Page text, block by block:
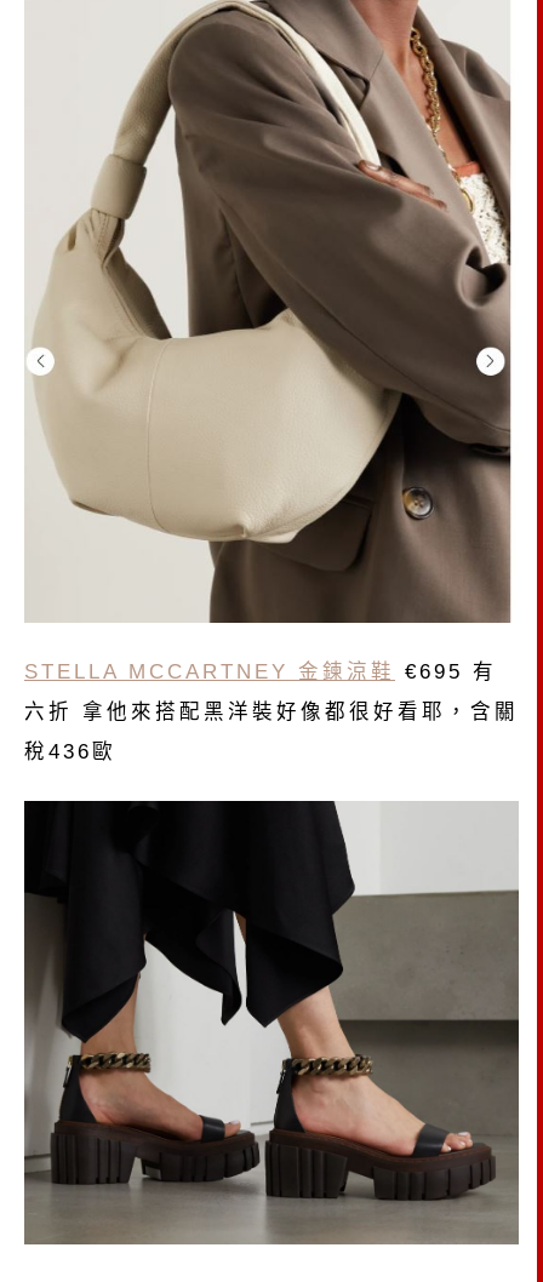
STELLA MCCARTNEY 金鍊涼鞋
€695 有
六折 拿他來搭配黑洋裝好像都很好看耶，含關
稅436歐